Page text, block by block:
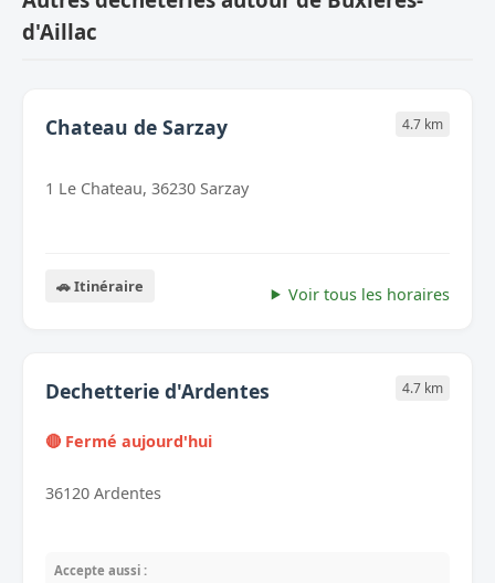
d'Aillac
Chateau de Sarzay 4.7 km
1 Le Chateau, 36230 Sarzay
🚗 Itinéraire Voir tous les horaires
Dechetterie d'Ardentes 4.7 km
🔴 Fermé aujourd'hui
36120 Ardentes
Accepte aussi :